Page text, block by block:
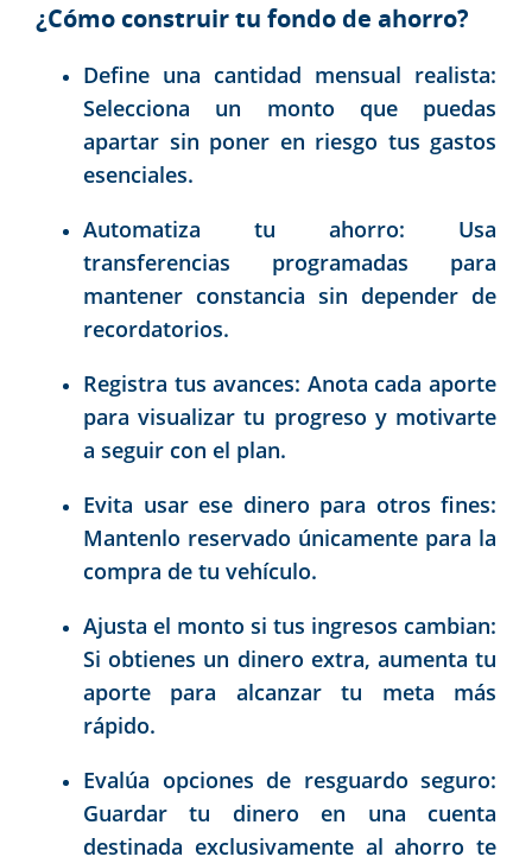
¿Cómo construir tu fondo de ahorro?
Define una cantidad mensual realista:
Selecciona un monto que puedas
apartar sin poner en riesgo tus gastos
esenciales.
Automatiza tu ahorro: Usa
transferencias programadas para
mantener constancia sin depender de
recordatorios.
Registra tus avances: Anota cada aporte
para visualizar tu progreso y motivarte
a seguir con el plan.
Evita usar ese dinero para otros fines:
Mantenlo reservado únicamente para la
compra de tu vehículo.
Ajusta el monto si tus ingresos cambian:
Si obtienes un dinero extra, aumenta tu
aporte para alcanzar tu meta más
rápido.
Evalúa opciones de resguardo seguro:
Guardar tu dinero en una cuenta
destinada exclusivamente al ahorro te